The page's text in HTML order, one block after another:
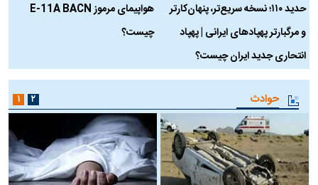
حدید ۱۱۰؛ نسخه سریع‌تر، پنهان‌کارتر
و مرگبارتر پهپادهای ایرانی | پهپاد
انتحاری جدید ایران چیست؟
هواپیمای مرموز E-11A BACN
چیست؟
حوادث ۱ ۲